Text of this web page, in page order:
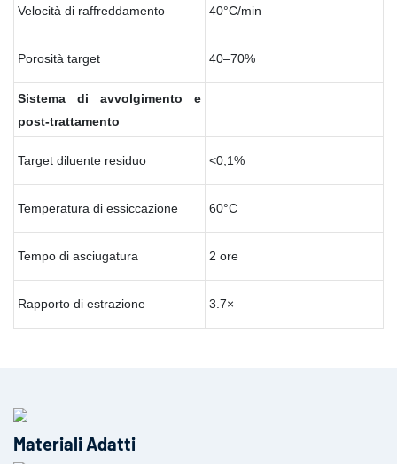
Velocità di raffreddamento 40°C/min
Porosità target 40–70%
Sistema di avvolgimento e
post-trattamento
Target diluente residuo <0,1%
Temperatura di essiccazione 60°C
Tempo di asciugatura 2 ore
Rapporto di estrazione 3.7×
Materiali Adatti